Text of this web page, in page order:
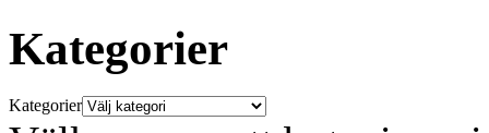
Kategorier
Kategorier